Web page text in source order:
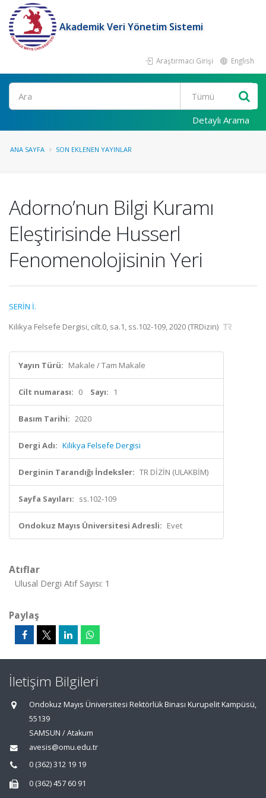
Akademik Veri Yönetim Sistemi
Araştırmacı Girişi English
Ara
Detaylı Arama
ANA SAYFA SON EKLENEN YAYINLAR
Adorno’nun Bilgi Kuramı
Eleştirisinde Husserl
Fenomenolojisinin Yeri
SERİN İ.
Kilikya Felsefe Dergisi, cilt.0, sa.1, ss.102-109, 2020 (TRDizin)
Yayın Türü: Makale / Tam Makale
Cilt numarası: 0 Sayı: 1
Basım Tarihi: 2020
Dergi Adı: Kilikya Felsefe Dergisi
Derginin Tarandığı İndeksler: TR DİZİN (ULAKBİM)
Sayfa Sayıları: ss.102-109
Ondokuz Mayıs Üniversitesi Adresli: Evet
Atıflar
Ulusal Dergi Atıf Sayısı: 1
Paylaş
İletişim Bilgileri
Ondokuz Mayıs Üniversitesi Rektörlük Binası Kurupelit Kampüsü,
55139
SAMSUN / Atakum
avesis@omu.edu.tr
0 (362) 312 19 19
0 (362) 457 60 91